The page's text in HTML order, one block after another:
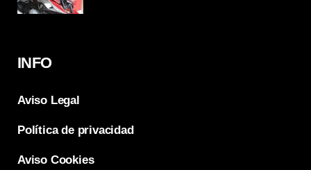
INFO
Aviso Legal
Política de privacidad
Aviso Cookies